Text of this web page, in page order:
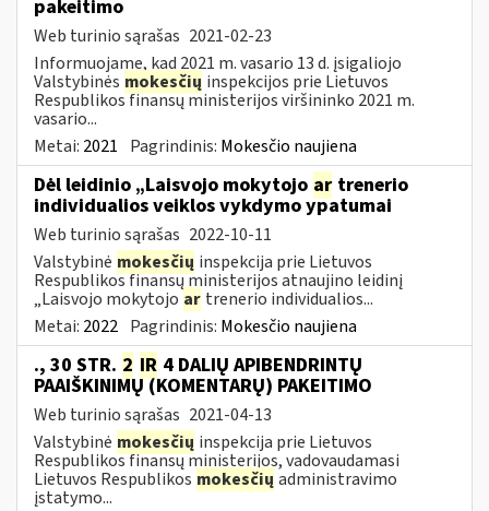
pakeitimo
Web turinio sąrašas 2021-02-23
Informuojame, kad 2021 m. vasario 13 d. įsigaliojo
Valstybinės mokesčių inspekcijos prie Lietuvos
Respublikos finansų ministerijos viršininko 2021 m.
vasario...
Metai: 2021 Pagrindinis: Mokesčio naujiena
Dėl leidinio „Laisvojo mokytojo ar trenerio
individualios veiklos vykdymo ypatumai
Web turinio sąrašas 2022-10-11
Valstybinė mokesčių inspekcija prie Lietuvos
Respublikos finansų ministerijos atnaujino leidinį
„Laisvojo mokytojo ar trenerio individualios...
Metai: 2022 Pagrindinis: Mokesčio naujiena
., 30 STR. 2 IR 4 DALIŲ APIBENDRINTŲ
PAAIŠKINIMŲ (KOMENTARŲ) PAKEITIMO
Web turinio sąrašas 2021-04-13
Valstybinė mokesčių inspekcija prie Lietuvos
Respublikos finansų ministerijos, vadovaudamasi
Lietuvos Respublikos mokesčių administravimo
įstatymo...